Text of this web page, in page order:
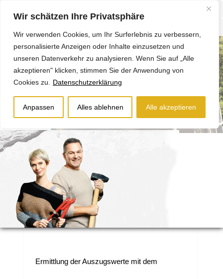
Wir schätzen Ihre Privatsphäre
Wir verwenden Cookies, um Ihr Surferlebnis zu verbessern,
personalisierte Anzeigen oder Inhalte einzusetzen und
unseren Datenverkehr zu analysieren. Wenn Sie auf „Alle
akzeptieren" klicken, stimmen Sie der Anwendung von
Cookies zu.
Datenschutzerklärung
Anpassen Alles ablehnen Alle akzeptieren
Ermittlung der Auszugswerte mit dem